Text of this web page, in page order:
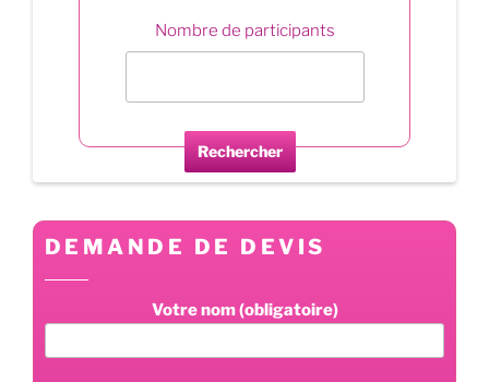
Nombre de participants
Rechercher
DEMANDE DE DEVIS
Votre nom (obligatoire)